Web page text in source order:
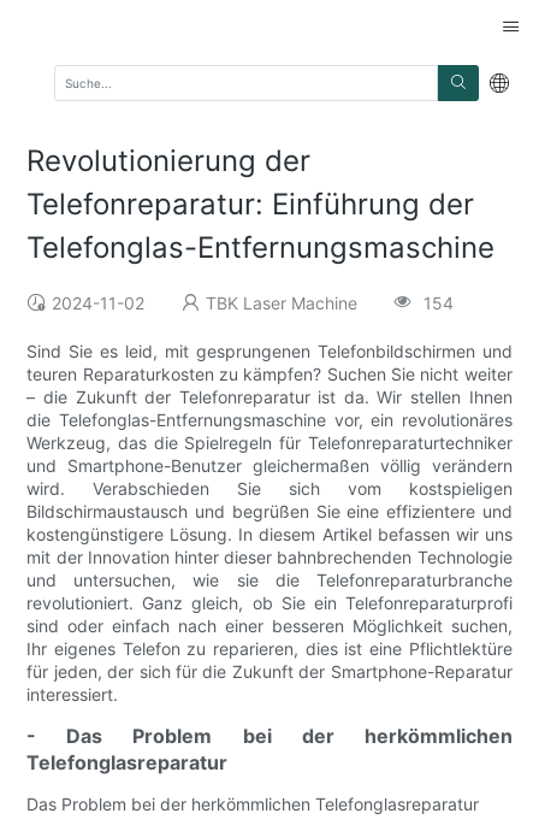
Revolutionierung der
Telefonreparatur: Einführung der
Telefonglas-Entfernungsmaschine
2024-11-02 TBK Laser Machine 154
Sind Sie es leid, mit gesprungenen Telefonbildschirmen und
teuren Reparaturkosten zu kämpfen? Suchen Sie nicht weiter
– die Zukunft der Telefonreparatur ist da. Wir stellen Ihnen
die Telefonglas-Entfernungsmaschine vor, ein revolutionäres
Werkzeug, das die Spielregeln für Telefonreparaturtechniker
und Smartphone-Benutzer gleichermaßen völlig verändern
wird. Verabschieden Sie sich vom kostspieligen
Bildschirmaustausch und begrüßen Sie eine effizientere und
kostengünstigere Lösung. In diesem Artikel befassen wir uns
mit der Innovation hinter dieser bahnbrechenden Technologie
und untersuchen, wie sie die Telefonreparaturbranche
revolutioniert. Ganz gleich, ob Sie ein Telefonreparaturprofi
sind oder einfach nach einer besseren Möglichkeit suchen,
Ihr eigenes Telefon zu reparieren, dies ist eine Pflichtlektüre
für jeden, der sich für die Zukunft der Smartphone-Reparatur
interessiert.
- Das Problem bei der herkömmlichen
Telefonglasreparatur
Das Problem bei der herkömmlichen Telefonglasreparatur